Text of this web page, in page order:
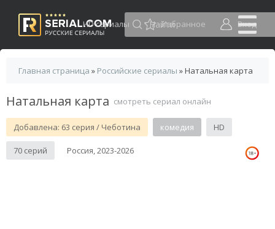
HD сериалы Избранное Вход
Главная страница » Российские сериалы » Натальная карта
Натальная карта смотреть сериал онлайн
Добавлена: 63 серия / Чеботина комедия HD
70 серий Россия, 2023-2026